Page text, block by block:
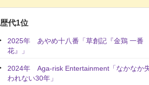
歴代1位
2025年 あやめ十八番「草創記『金鶏 一番
花』」
2024年 Aga-risk Entertainment「なかなか
われない30年」